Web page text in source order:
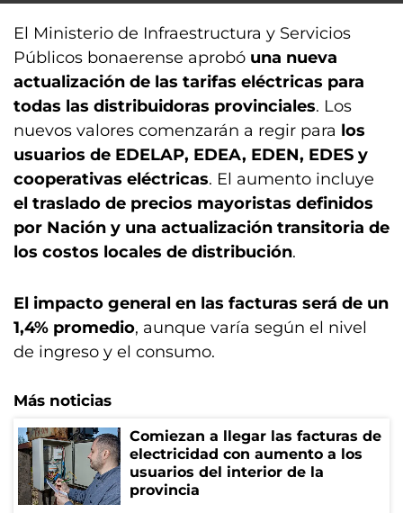
El Ministerio de Infraestructura y Servicios
Públicos bonaerense aprobó una nueva
actualización de las tarifas eléctricas para
todas las distribuidoras provinciales. Los
nuevos valores comenzarán a regir para los
usuarios de EDELAP, EDEA, EDEN, EDES y
cooperativas eléctricas. El aumento incluye
el traslado de precios mayoristas definidos
por Nación y una actualización transitoria de
los costos locales de distribución.
El impacto general en las facturas será de un
1,4% promedio, aunque varía según el nivel
de ingreso y el consumo.
Más noticias
Comiezan a llegar las facturas de
electricidad con aumento a los
usuarios del interior de la
provincia